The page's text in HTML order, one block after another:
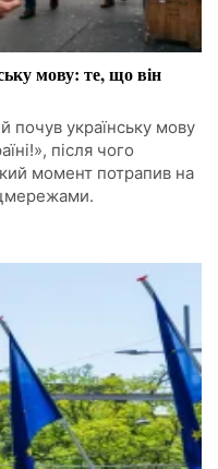
мову: те, що він
почув українську мову
після чого
момент потрапив на